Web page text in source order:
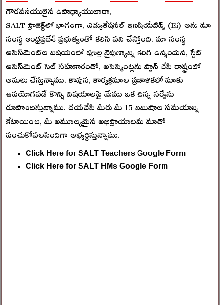
గౌరవనీయులైన ఉపాధ్యాయులారా,
SALT ప్రాజెక్ట్‌లో భాగంగా, ఎడ్యుకేషనల్ ఇనిషియేటివ్స్ (Ei) అను మా
సంస్థ ఆంధ్రప్రదేశ్ ప్రభుత్వంతో కలిసి పని చేస్తోంది. మా సంస్థ
అసెస్‌మెంట్‌ల విషయంలో పూర్తి నైపుణ్యాన్ని కలిగి ఉన్నందున, స్టేట్
అసెస్‌మెంట్ సెల్‌ సహకారంతో, అసెస్మెంట్లను ప్లాన్ చేసి రాష్ట్రంలో
అమలు చేస్తున్నాము. కావున, కార్యక్రమాల ప్రణాళికలో మాకు
ఉపయోగపడే కొన్ని విషయాలపై మేము ఒక చిన్న సర్వేను
రూపొందిస్తున్నాము. దయచేసి మీరు మీ 15 నిమిషాల సమయాన్ని
కేటాయించి, మీ అమూల్యమైన అభిప్రాయాలను మాతో
పంచుకోవలసిందిగా అభ్యర్థిస్తున్నాము.
Click Here for SALT Teachers Google Form
Click Here for SALT HMs Google Form